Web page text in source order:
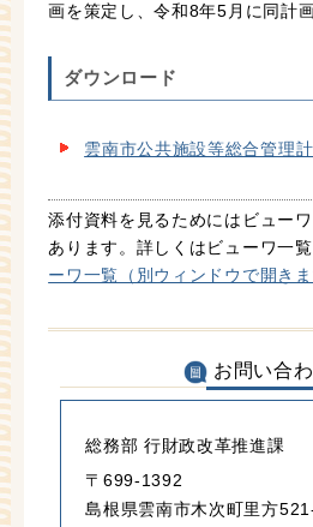
画を策定し、令和8年5月に同計
ダウンロード
雲南市公共施設等総合管理
添付資料を見るためにはビュー
あります。詳しくはビューワ一覧
ーワ一覧（別ウィンドウで開きま
お問い合
総務部 行財政改革推進課
〒699-1392
島根県雲南市木次町里方